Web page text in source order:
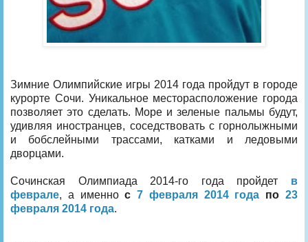
Зимние Олимпийские игры 2014 года пройдут в городе
курорте Сочи. Уникальное месторасположение города
позволяет это сделать. Море и зеленые пальмы будут,
удивляя иностранцев, соседствовать с горнолыжными
и бобслейными трассами, катками и ледовыми
дворцами.
Сочинская Олимпиада 2014-го года пройдет в
феврале, а именнос7 февраля 2014 года по23
февраля 2014 года.